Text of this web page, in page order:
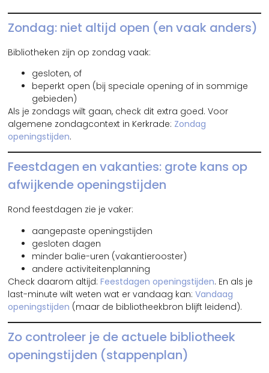
Zondag: niet altijd open (en vaak anders)
Bibliotheken zijn op zondag vaak:
gesloten, of
beperkt open (bij speciale opening of in sommige
gebieden)
Als je zondags wilt gaan, check dit extra goed. Voor
algemene zondagcontext in Kerkrade: Zondag
openingstijden.
Feestdagen en vakanties: grote kans op
afwijkende openingstijden
Rond feestdagen zie je vaker:
aangepaste openingstijden
gesloten dagen
minder balie-uren (vakantierooster)
andere activiteitenplanning
Check daarom altijd:Feestdagen openingstijden. En als je
last-minute wilt weten wat er vandaag kan:Vandaag
openingstijden (maar de bibliotheekbron blijft leidend).
Zo controleer je de actuele bibliotheek
openingstijden (stappenplan)